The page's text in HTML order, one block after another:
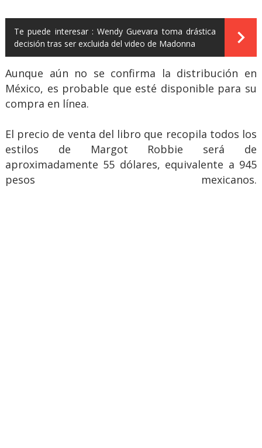
Te puede interesar : Wendy Guevara toma drástica
decisión tras ser excluida del video de Madonna
Aunque aún no se confirma la distribución en
México, es probable que esté disponible para su
compra en línea.
El precio de venta del libro que recopila todos los
estilos de Margot Robbie será de
aproximadamente 55 dólares, equivalente a 945
pesos mexicanos.